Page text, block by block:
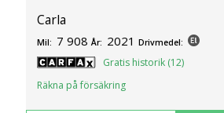
Carla
Mil: 7 908 År: 2021 Drivmedel:
Gratis historik (12)
Räkna på försäkring